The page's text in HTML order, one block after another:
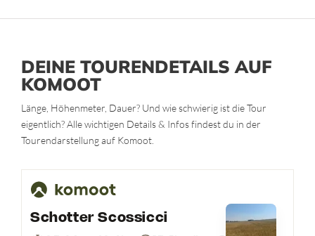
DEINE TOURENDETAILS AUF
KOMOOT
Länge, Höhenmeter, Dauer? Und wie schwierig ist die Tour
eigentlich? Alle wichtigen Details & Infos findest du in der
Tourendarstellung auf Komoot.